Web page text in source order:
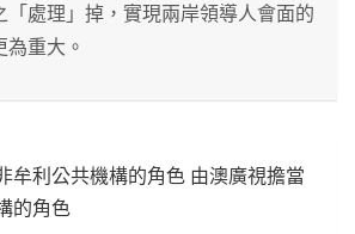
「處理」掉，實現兩岸領導人會面的
重大。
牟利公共機構的角色 由澳廣視擔當
的角色